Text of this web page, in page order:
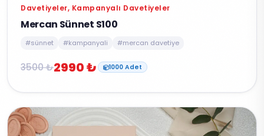
Davetiyeler, Kampanyalı Davetiyeler
Mercan Sünnet S100
#sünnet #kampanyali #mercan davetiye
3500 ₺2990 ₺ 1000 Adet